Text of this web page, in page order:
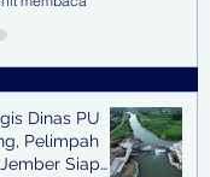
Dinas PU
Pelimpah
Siap